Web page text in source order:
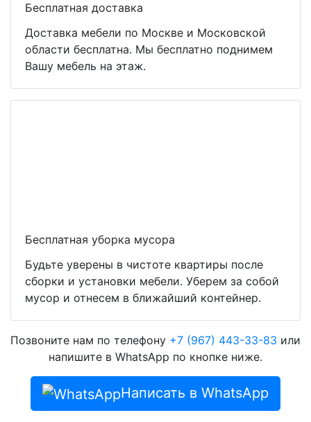
Бесплатная доставка
Доставка мебели по Москве и Московской
области бесплатна. Мы бесплатно поднимем
Вашу мебель на этаж.
Бесплатная уборка мусора
Будьте уверены в чистоте квартиры после
сборки и установки мебели. Уберем за собой
мусор и отнесем в ближайший контейнер.
Позвоните нам по телефону +7 (967) 443-33-83 или
напишите в WhatsApp по кнопке ниже.
Написать в WhatsApp